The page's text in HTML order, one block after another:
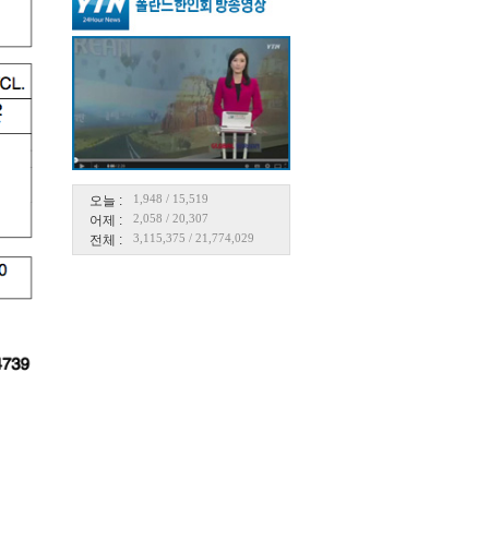
오늘 : 1,948 / 15,519
어제 : 2,058 / 20,307
전체 : 3,115,375 / 21,774,029